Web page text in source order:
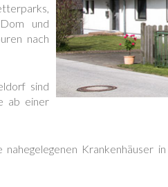
und
nach
sind
ab einer
Krankenhäuser